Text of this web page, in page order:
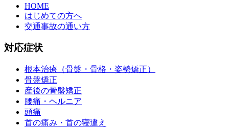
HOME
はじめての方へ
交通事故の通い方
対応症状
根本治療（骨盤・骨格・姿勢矯正）
骨盤矯正
産後の骨盤矯正
腰痛・ヘルニア
頭痛
首の痛み・首の寝違え